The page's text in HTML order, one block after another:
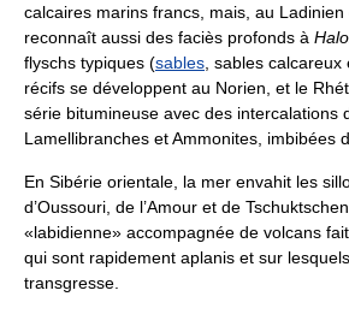
calcaires marins francs, mais, au
reconnaît aussi des faciès profonds à
flyschs typiques (sables , sables
récifs se développent au Norien, et le
série bitumineuse avec des intercalations
Lamellibranches et Ammonites, imbibées
En Sibérie orientale, la mer envahit les
d’Oussouri, de l’Amour et de
«labidienne» accompagnée de volcans
qui sont rapidement aplanis et sur
transgresse.